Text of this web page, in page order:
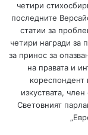
четири
последните
статии за
четири награди за
за принос за
на правата и
кореспондент
изкуствата,
Световният